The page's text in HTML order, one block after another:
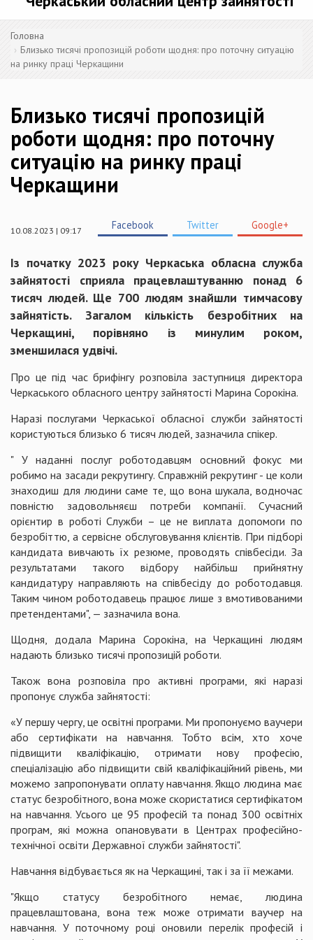
Головна
Близько тисячі пропозицій роботи щодня: про поточну ситуацію
на ринку праці Черкащини
Близько тисячі пропозицій
роботи щодня: про поточну
ситуацію на ринку праці
Черкащини
10.08.2023 | 09:17 Facebook Twitter Google+
Із початку 2023 року Черкаська обласна служба
зайнятості сприяла працевлаштуванню понад 6
тисяч людей. Ще 700 людям знайшли тимчасову
зайнятість. Загалом кількість безробітних на
Черкащині, порівняно із минулим роком,
зменшилася удвічі.
Про це під час брифінгу розповіла заступниця директора
Черкаського обласного центру зайнятості Марина Сорокіна.
Наразі послугами Черкаської обласної служби зайнятості
користуються близько 6 тисяч людей, зазначила спікер.
" У наданні послуг роботодавцям основний фокус ми
робимо на засади рекрутингу. Справжній рекрутинг - це коли
знаходиш для людини саме те, що вона шукала, водночас
повністю задовольняєш потреби компанії. Сучасний
орієнтир в роботі Служби – це не виплата допомоги по
безробіттю, а сервісне обслуговування клієнтів. При підборі
кандидата вивчають їх резюме, проводять співбесіди. За
результатами такого відбору найбільш прийнятну
кандидатуру направляють на співбесіду до роботодавця.
Таким чином роботодавець працює лише з вмотивованими
претендентами", — зазначила вона.
Щодня, додала Марина Сорокіна, на Черкащині людям
надають близько тисячі пропозицій роботи.
Також вона розповіла про активні програми, які наразі
пропонує служба зайнятості:
«У першу чергу, це освітні програми. Ми пропонуємо ваучери
або сертифікати на навчання. Тобто всім, хто хоче
підвищити кваліфікацію, отримати нову професію,
спеціалізацію або підвищити свій кваліфікаційний рівень, ми
можемо запропонувати оплату навчання. Якщо людина має
статус безробітного, вона може скористатися сертифікатом
на навчання. Усього це 95 професій та понад 300 освітніх
програм, які можна опановувати в Центрах професійно-
технічної освіти Державної служби зайнятості".
Навчання відбувається як на Черкащині, так і за її межами.
"Якщо статусу безробітного немає, людина
працевлаштована, вона теж може отримати ваучер на
навчання. У поточному році оновили перелік професій і